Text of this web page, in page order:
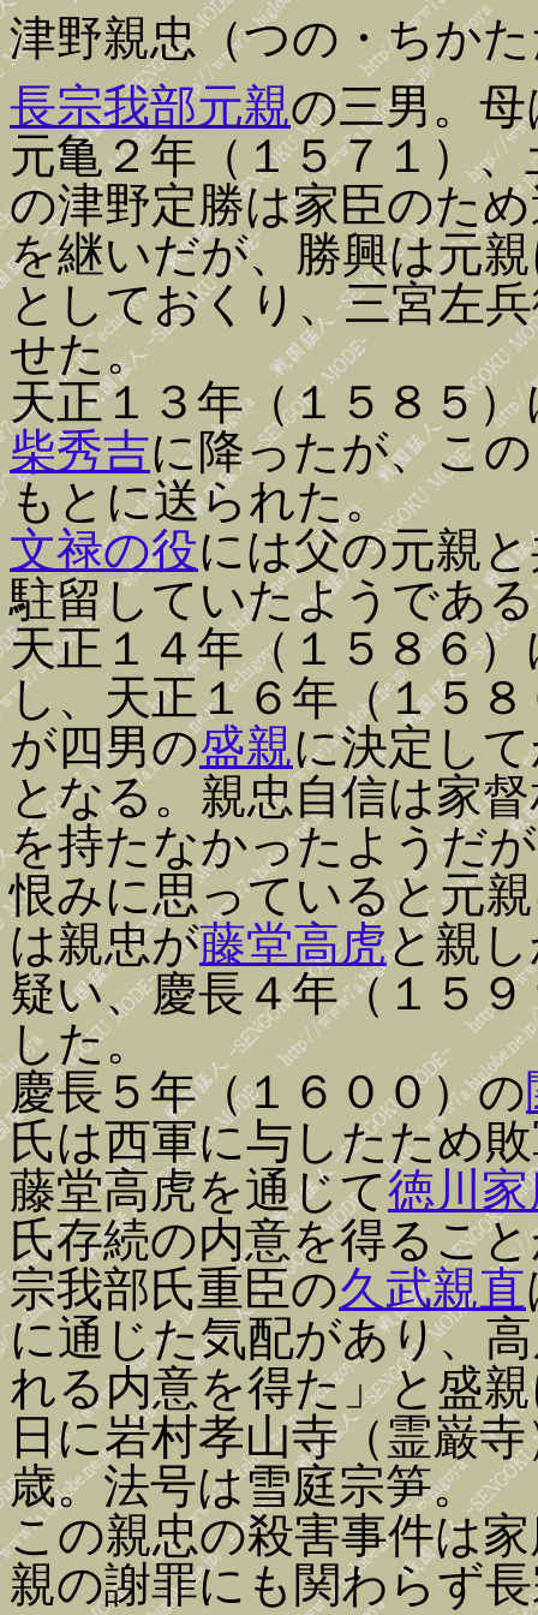
津野親忠（つの・ちか
長宗我部元親の三男。
元亀２年（１５７１）
の津野定勝は家臣のた
を継いだが、勝興は元
としておくり、三宮左
せた。
天正１３年（１５８５）
柴秀吉に降ったが、こ
もとに送られた。
文禄の役には父の元親
駐留していたようであ
天正１４年（１５８６
し、天正１６年（１５
が四男の盛親に決定し
となる。親忠自信は家
を持たなかったようだ
恨みに思っていると元
は親忠が藤堂高虎と親
疑い、慶長４年（１５
した。
慶長５年（１６００）の
氏は西軍に与したため
藤堂高虎を通じて徳川
氏存続の内意を得るこ
宗我部氏重臣の久武親直
に通じた気配があり、
れる内意を得た」と盛
日に岩村孝山寺（霊巌
歳。法号は雪庭宗笋。
この親忠の殺害事件は
親の謝罪にも関わらず